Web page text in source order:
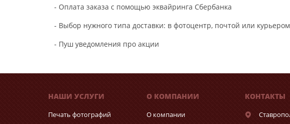
- Оплата заказа с помощью эквайринга Сбербанка
- Выбор нужного типа доставки: в фотоцентр, почтой или
- Пуш уведомления про акции
НАШИ УСЛУГИ
Печать фотографий
О КОМПАНИИ
О компании
КОНТАКТЫ